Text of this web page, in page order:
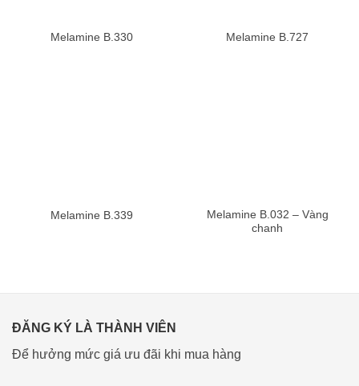
Melamine B.330 Melamine B.727
Melamine B.339
Melamine B.032 – Vàng
chanh
ĐĂNG KÝ LÀ THÀNH VIÊN
Để hưởng mức giá ưu đãi khi mua hàng